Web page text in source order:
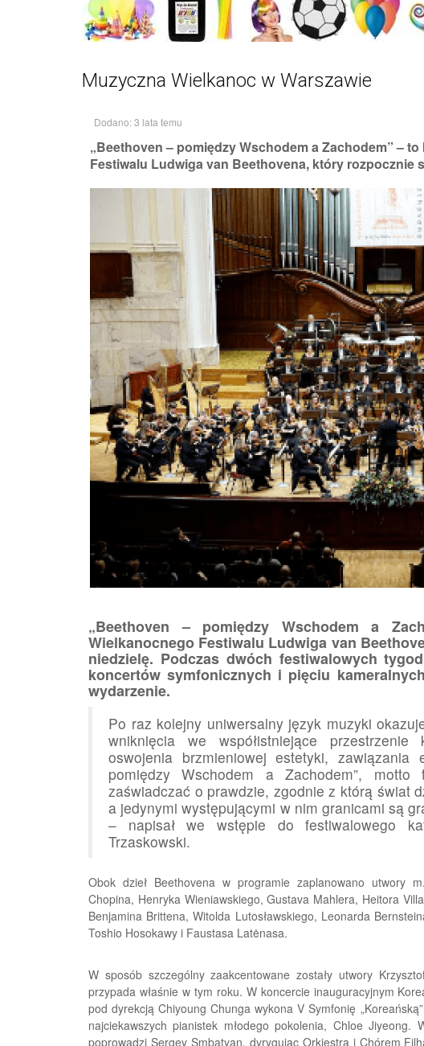
Muzyczna Wielkanoc w Warszawie
Dodano: 3 lata temu
„Beethoven – pomiędzy Wschodem a Zachodem” –
Festiwalu Ludwiga van Beethovena, który rozpocznie
„Beethoven – pomiędzy Wschodem a
Wielkanocnego Festiwalu Ludwiga van
niedzielę. Podczas dwóch festiwalowych
koncertów symfonicznych i pięciu
wydarzenie.
Po raz kolejny uniwersalny język muzyki
wniknięcia we współistniejące
oswojenia brzmieniowej estetyki, zawiązania
pomiędzy Wschodem a Zachodem”, motto
zaświadczać o prawdzie, zgodnie z którą świat
a jedynymi występującymi w nim granicami są
– napisał we wstępie do festiwalowego
Trzaskowski.
Obok dzieł Beethovena w programie zaplanowano utwory
Chopina, Henryka Wieniawskiego, Gustava Mahlera, Heitora
Benjamina Brittena, Witolda Lutosławskiego, Leonarda
Toshio Hosokawy i Faustasa Latėnasa.
W sposób szczególny zaakcentowane zostały utwory
przypada właśnie w tym roku. W koncercie inauguracyjnym
pod dyrekcją Chiyoung Chunga wykona V Symfonię
najciekawszych pianistek młodego pokolenia, Chloe Jiyeong.
poprowadzi Sergey Smbatyan, dyrygując Orkiestrą i Chórem